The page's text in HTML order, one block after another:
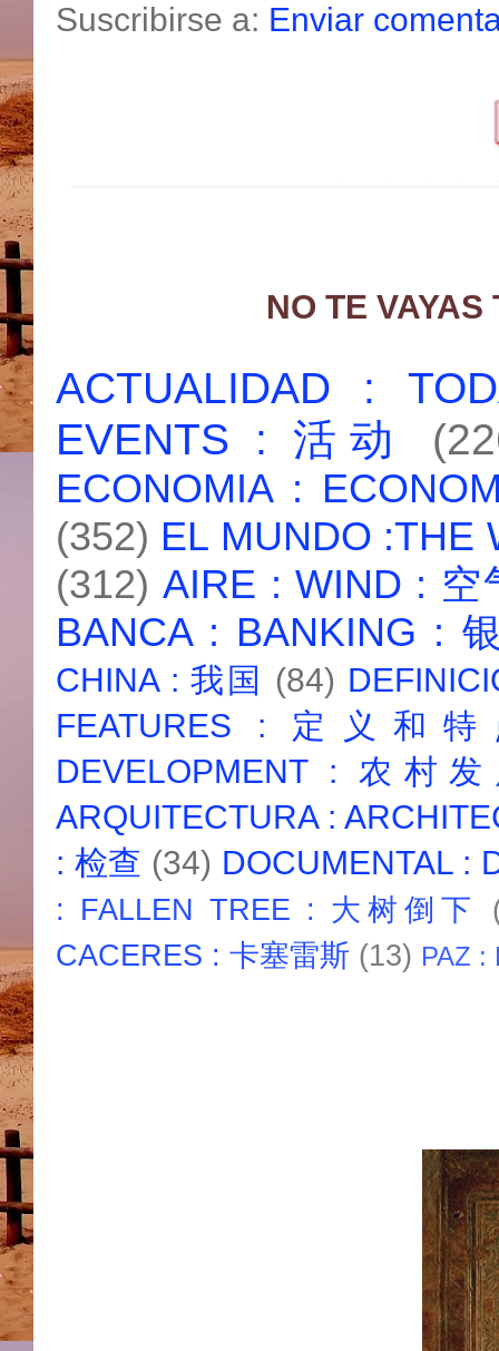
Suscribirse a: Enviar
NO TE
ACTUALIDAD :
EVENTS : 活动
ECONOMIA :
(352) EL MUNDO :THE
(312) AIRE : WIND : 空
BANCA : BANKING :
CHINA : 我国 (84)
FEATURES : 定义和
DEVELOPMENT : 农村
ARQUITECTURA :
: 检查 (34) DOCUMENTAL :
: FALLEN TREE : 大树倒下
CACERES : 卡塞雷斯 (13) PAZ :